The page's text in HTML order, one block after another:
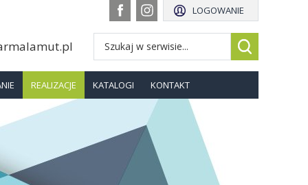
LOGOWANIE
REALIZACJE KATALOGI KONTAKT